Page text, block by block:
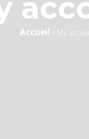
Accueil » My